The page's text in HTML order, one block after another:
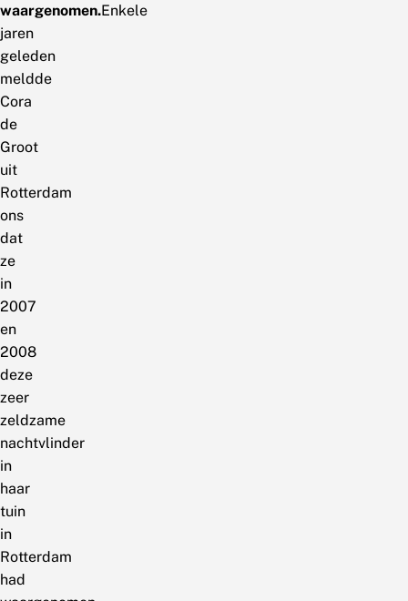
waargenomen.Enkele
jaren
geleden
meldde
Cora
de
Groot
uit
Rotterdam
ons
dat
ze
in
2007
en
2008
deze
zeer
zeldzame
nachtvlinder
in
haar
tuin
in
Rotterdam
had